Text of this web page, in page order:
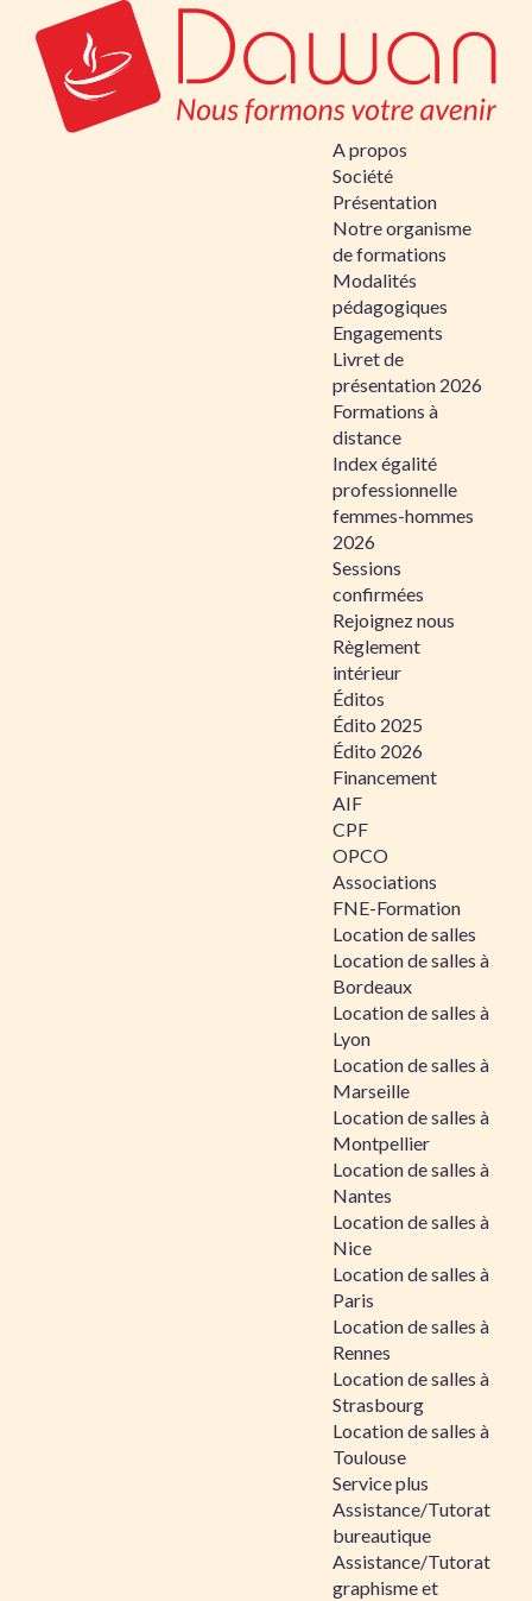
A propos
Société
Présentation
Notre organisme
de formations
Modalités
pédagogiques
Engagements
Livret de
présentation 2026
Formations à
distance
Index égalité
professionnelle
femmes-hommes
2026
Sessions
confirmées
Rejoignez nous
Règlement
intérieur
Éditos
Édito 2025
Édito 2026
Financement
AIF
CPF
OPCO
Associations
FNE-Formation
Location de salles
Location de salles à
Bordeaux
Location de salles à
Lyon
Location de salles à
Marseille
Location de salles à
Montpellier
Location de salles à
Nantes
Location de salles à
Nice
Location de salles à
Paris
Location de salles à
Rennes
Location de salles à
Strasbourg
Location de salles à
Toulouse
Service plus
Assistance/Tutorat
bureautique
Assistance/Tutorat
graphisme et